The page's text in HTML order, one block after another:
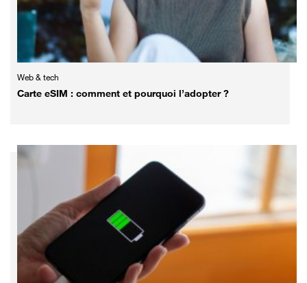
Web & tech
Carte eSIM : comment et pourquoi l’adopter ?